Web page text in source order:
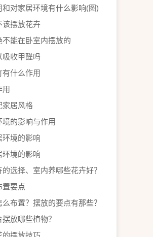
和对家居环境有什么影响(图)
该摆放花卉
能在卧室内摆放的
吸收甲醛吗
什么作用
用
家居风格
的影响与作用
环境的影响
环境的影响
选择、室内养哪些花卉好？
置要点
布置？摆放的要点有那些？
放哪些植物？
的摆放技巧